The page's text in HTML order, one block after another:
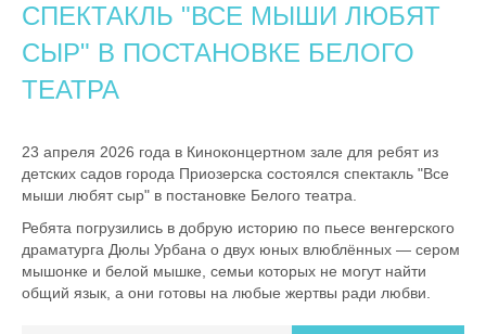
CПЕКТАКЛЬ "ВСЕ МЫШИ ЛЮБЯТ
СЫР" В ПОСТАНОВКЕ БЕЛОГО
ТЕАТРА
23 апреля 2026 года в Киноконцертном зале для ребят из
детских садов города Приозерска состоялся спектакль "Все
мыши любят сыр" в постановке Белого театра.
Ребята погрузились в добрую историю по пьесе венгерского
драматурга Дюлы Урбана о двух юных влюблённых — сером
мышонке и белой мышке, семьи которых не могут найти
общий язык, а они готовы на любые жертвы ради любви.